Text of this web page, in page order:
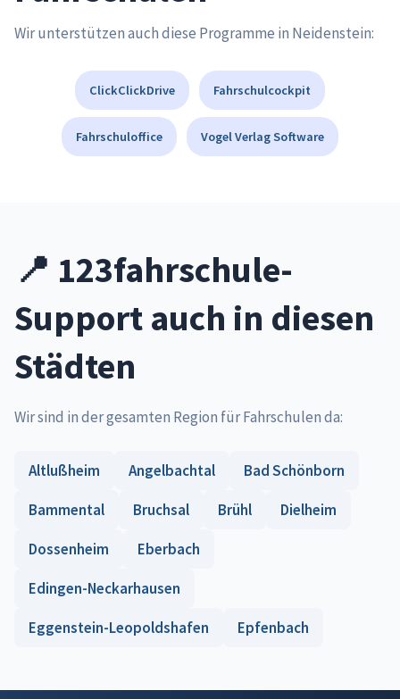
Wir unterstützen auch diese Programme in Neidenstein:
ClickClickDrive Fahrschulcockpit
Fahrschuloffice Vogel Verlag Software
📍 123fahrschule-
Support auch in diesen
Städten
Wir sind in der gesamten Region für Fahrschulen da:
Altlußheim Angelbachtal
Bad Schönborn
Bammental
Bruchsal Brühl
Dielheim
Dossenheim
Eberbach
Edingen-Neckarhausen
Eggenstein-Leopoldshafen
Epfenbach